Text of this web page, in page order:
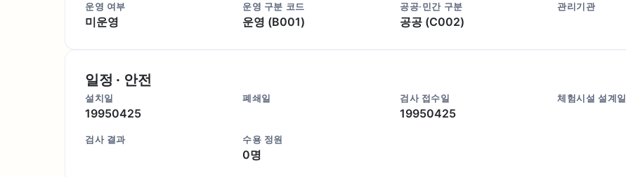
운영 여부
미운영
운영 구분 코드
운영 (B001)
공공·민간 구분
공공 (C002)
관리기관
일정 · 안전
설치일
19950425
폐쇄일 검사 접수일
19950425
체험시설 설계일
검사 결과 수용 정원
0명